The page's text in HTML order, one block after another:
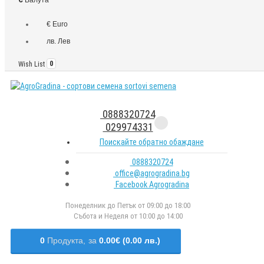
€ Euro
лв. Лев
Wish List 0
0888320724
029974331
Поискайте обратно обаждане
0888320724
office@agrogradina.bg
Facebook Agrogradina
Понеделник до Петък от 09:00 до 18:00
Събота и Неделя от 10:00 до 14:00
0 Продукта, за 0.00€ (0.00 лв.)